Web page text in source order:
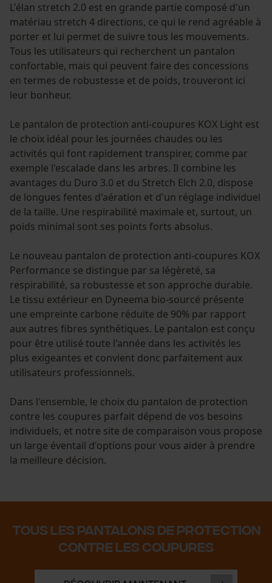
L'élan stretch 2.0 est en grande partie composé d'un
matériau stretch 4 directions, ce qui le rend agréable à
porter et lui permet de suivre tous les mouvements.
Tous les utilisateurs qui recherchent un pantalon
confortable, mais qui peuvent faire des concessions
en termes de robustesse et de poids, trouveront ici
leur bonheur.
Le pantalon de protection anti-coupures KOX Light est
le choix idéal pour les journées chaudes ou les
activités qui font rapidement transpirer, comme par
exemple l'escalade dans les arbres. Il combine les
avantages du Duro 3.0 et du Stretch Elch 2.0, dispose
de longues fentes d'aération et d'un réglage individuel
de la taille. Une respirabilité maximale et, surtout, un
poids minimal sont ses points forts absolus.
Le nouveau pantalon de protection anti-coupures KOX
Performance se distingue par sa légèreté, sa
respirabilité, sa robustesse et son approche durable.
Le tissu extérieur en Dyneema bio-sourcé présente
une empreinte carbone réduite de 90% par rapport
aux autres fibres synthétiques. Le pantalon est conçu
pour être utilisé toute l'année dans les activités les
plus exigeantes et convient donc parfaitement aux
utilisateurs professionnels.
Dans l'ensemble, le choix du pantalon de protection
contre les coupures parfait dépend de vos besoins
individuels, et notre site de comparaison vous propose
un large éventail d'options pour vous aider à prendre
la meilleure décision.
Tous les pantalons de protection
contre les coupures